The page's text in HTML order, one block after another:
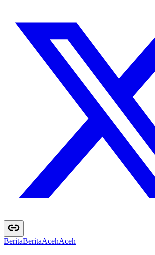
BeritaBeritaAcehAceh